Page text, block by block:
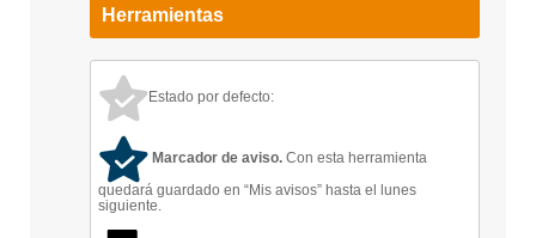
Herramientas
Estado por defecto:
Marcador de aviso. Con esta herramienta
quedará guardado en “Mis avisos” hasta el lunes
siguiente.